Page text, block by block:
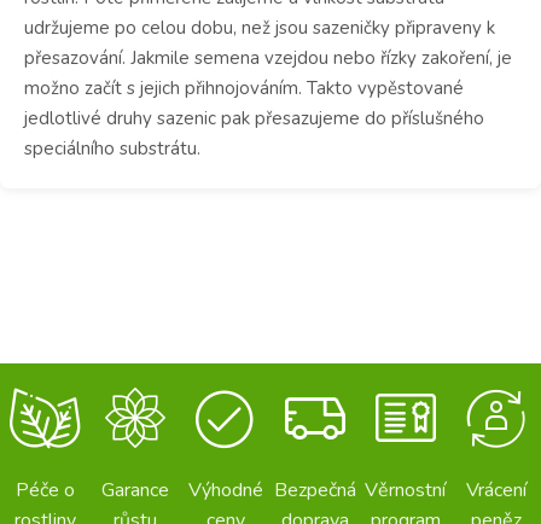
udržujeme po celou dobu, než jsou sazeničky připraveny k
přesazování. Jakmile semena vzejdou nebo řízky zakoření, je
možno začít s jejich přihnojováním. Takto vypěstované
jedlotlivé druhy sazenic pak přesazujeme do příslušného
speciálního substrátu.
Péče o
Garance
Výhodné Bezpečná Věrnostní
Vrácení